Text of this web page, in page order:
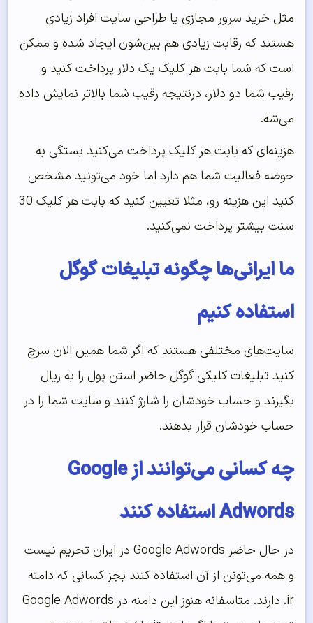
مثل خرید سرور مجازی یا طراحی سایت افراد زیادی
هستند که رقابت زیادی هم بین‌‌شون ایجاد شده و ممکن
است که شما بابت هر کلیک یک دلار پرداخت کنید و
رقیب شما دو دلار، درنتیجه رقیب شما بالاتر نمایش داده
می‌‌شه.
هزینه‌‌ای که بابت هر کلیک پرداخت می‌‌کنید بستگی به
حوضه فعالیت شما هم دارد اما خود می‌‌تونید مشخص
کنید این هزینه رو، مثلا تعیین کنید که بابت هر کلیک 30
سنت بیشتر پرداخت نمی‌‌کنید.
ما ایرانی‌ها چگونه تبلیغات گوگل
استفاده کنیم
سایت‌‌های مختلفی هستند که اگر شما همین الان سرچ
کنید تبلیغات کلیکی گوگل حاضر استن پول را به ریال
بگیرند و حساب خودشان را شارژ کنند و سایت شما را در
حساب خودشان قرار بدهند.
چه کسانی می‌توانند از Google
Adwords استفاده کنند
در حال حاضر Google Adwords در ایران تحریم نیست
و همه می‌‌تونن از آن استفاده کنند بجز کسانی که دامنه
ir. دارند. متاسفانه هنوز این دامنه در Google Adwords